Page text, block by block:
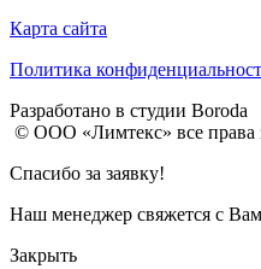
Карта сайта
Политика
Разработано в студии Boroda
© ООО «Лимтекс» все
Спасибо за заявку!
Наш менеджер свяжется с
Закрыть